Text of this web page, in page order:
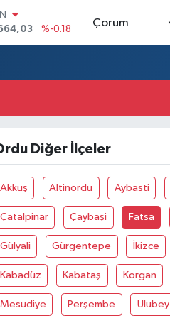
%-0.18
%0.38
%0.03
Çorum
Diğer İlçeler
Akkuş Altinordu Aybasti
Çatalpinar Çaybaşi Fatsa
Gülyali Gürgentepe İkizce
Kabadüz Kabataş Korgan
Mesudiye Perşembe Ulubey